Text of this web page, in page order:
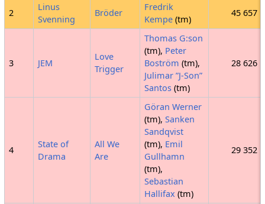
2
Linus
Svenning
Bröder
Fredrik
Kempe (tm)
45 657
3 JEM
Love
Trigger
Thomas G:son
(tm), Peter
Boström (tm),
Julimar ”J-Son”
Santos (tm)
28 626
4
State of
Drama
All We
Are
Göran Werner
(tm),Sanken
Sandqvist
(tm), Emil
Gullhamn
(tm),
Sebastian
Hallifax (tm)
29 352